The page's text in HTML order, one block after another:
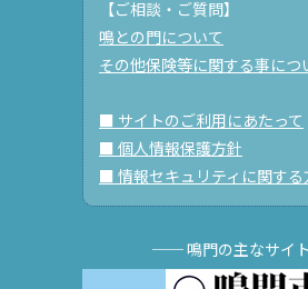
【ご相談・ご質問】
鳴との門について
その他保険等に関する事につ
■ サイトのご利用にあたって
■ 個人情報保護方針
■ 情報セキュリティに関する
── 鳴門の主なサイ